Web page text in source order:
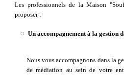
Les professionnels de la Maison
proposer :
Un accompagnement à la gestion
Nous vous accompagnons dans la
de médiation au sein de votre